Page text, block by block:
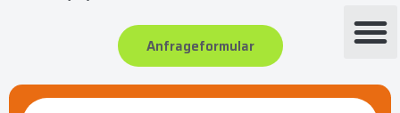
Anfrageformular